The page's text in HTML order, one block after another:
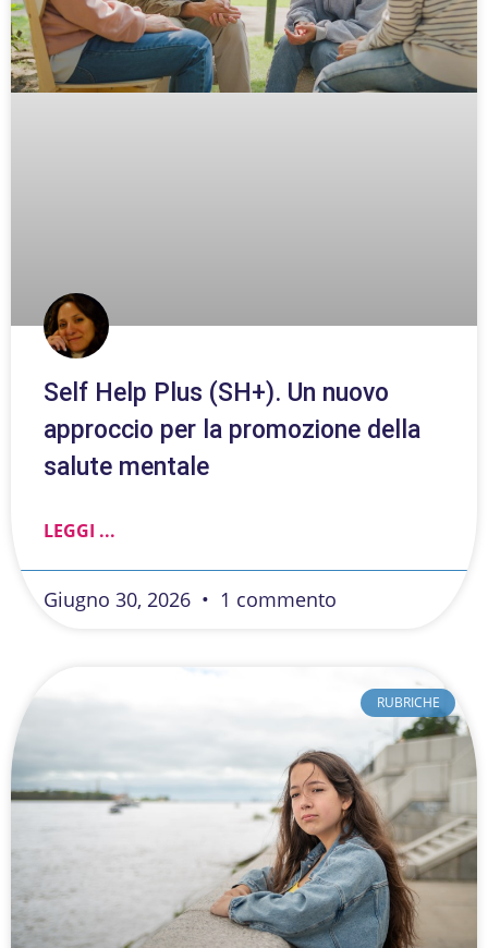
Self Help Plus (SH+). Un nuovo
approccio per la promozione della
salute mentale
LEGGI ...
Giugno 30, 2026 1 commento
RUBRICHE